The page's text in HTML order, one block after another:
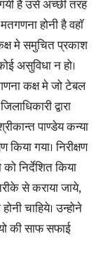
है उसे अच्छी तरह
होनी है वहाॅ
मे समुचित प्रकाश
असुविधा न हो।
कक्ष मे जो टेबल
द्वारा
पाण्डेय कन्या
गया। निरीक्षण
को निर्देशित किया
से कराया जाये,
चाहिये। उन्होने
की साफ सफाई